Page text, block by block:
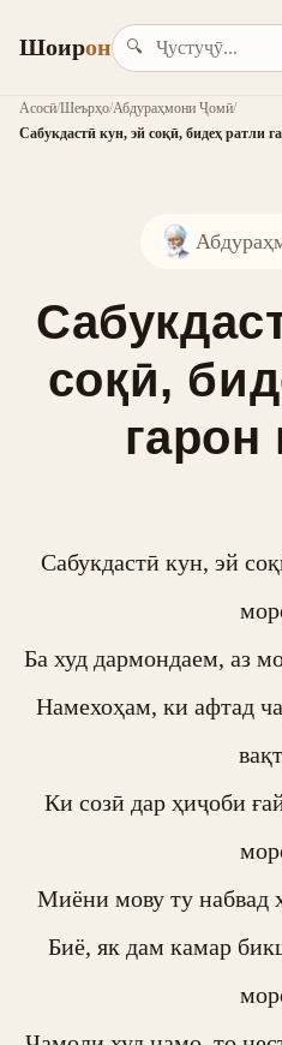
Шоирон 🔍
Асосӣ/Шеърҳо/Абдураҳмони Ҷомӣ/
Сабукдастӣ кун, эй соқӣ, бидеҳ ратли
соқӣ,
гарон
Сабукдастӣ кун, эй
Ба худ дармондаем, аз
Намехоҳам, ки афтад
Ки созӣ дар ҳиҷоби
Миёни мову ту набвад
Биё, як дам камар